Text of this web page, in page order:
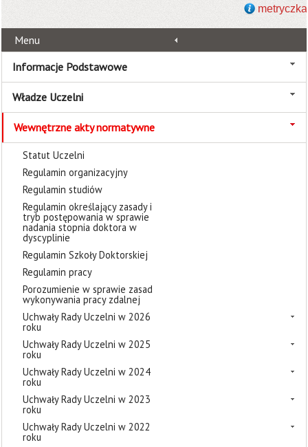
metryczka
Menu
Informacje Podstawowe
Władze Uczelni
Wewnętrzne akty normatywne
Statut Uczelni
Regulamin organizacyjny
Regulamin studiów
Regulamin określający zasady i
tryb postępowania w sprawie
nadania stopnia doktora w
dyscyplinie
Regulamin Szkoły Doktorskiej
Regulamin pracy
Porozumienie w sprawie zasad
wykonywania pracy zdalnej
Uchwały Rady Uczelni w 2026
roku
Uchwały Rady Uczelni w 2025
roku
Uchwały Rady Uczelni w 2024
roku
Uchwały Rady Uczelni w 2023
roku
Uchwały Rady Uczelni w 2022
roku